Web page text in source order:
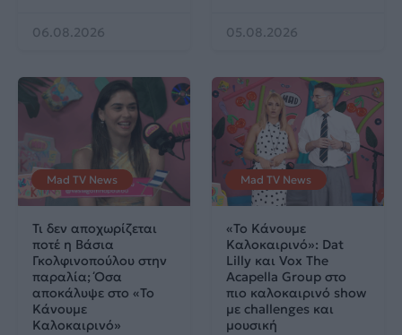
06.08.2026 05.08.2026
Mad TV News
Τι δεν αποχωρίζεται
ποτέ η Βάσια
Γκολφινοπούλου στην
παραλία; Όσα
αποκάλυψε στο «Το
Κάνουμε
Καλοκαιρινό»
Mad TV News
«Το Κάνουμε
Καλοκαιρινό»: Dat
Lilly και Vox The
Acapella Group στο
πιο καλοκαιρινό show
με challenges και
μουσική